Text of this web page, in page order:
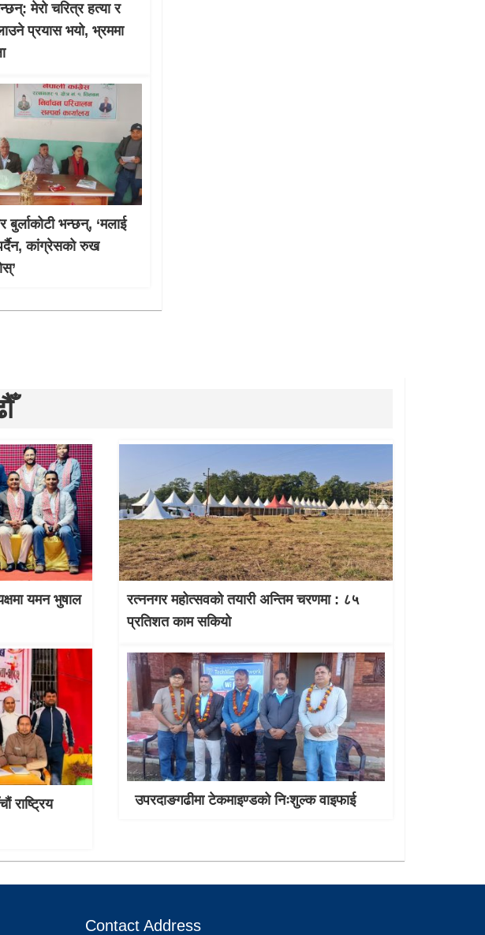
मेरो चरित्र हत्या र
प्रयास भयो, भ्रममा
बुर्लाकोटी भन्छन्, ‘मलाई
कांग्रेसको रुख
यमन भुषाल
रत्ननगर महोत्सवको तयारी अन्तिम चरणमा : ८५
प्रतिशत काम सकियो
राष्ट्रिय
उपरदाङगढीमा टेकमाइण्डको निःशुल्क वाइफाई
Contact Address